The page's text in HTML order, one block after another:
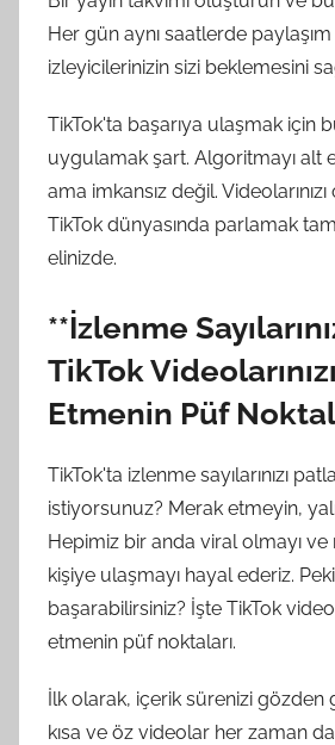
Her gün aynı saatlerde
izleyicilerinizin sizi beklemesini
TikTok'ta başarıya ulaşmak için
uygulamak şart. Algoritmayı alt
ama imkansız değil.
TikTok dünyasında parlamak
elinizde.
**İzlenme
TikTok
Etmenin Püf
TikTok'ta izlenme sayılarınızı
istiyorsunuz? Merak etmeyin,
Hepimiz bir anda viral olmayı
kişiye ulaşmayı hayal ederiz.
başarabilirsiniz? İşte TikTok
etmenin püf noktaları.
İlk olarak, içerik sürenizi gözden
kısa ve öz videolar her zaman